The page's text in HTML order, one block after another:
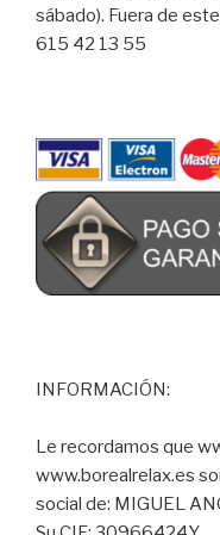
sábado). Fuera de
615 42 13 55
INFORMACIÓN:
Le recordamos que
www.borealrelax.es
social de: MIGUEL